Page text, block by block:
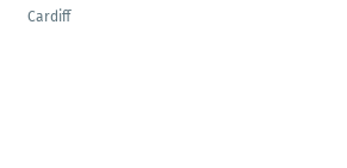
Cardiff